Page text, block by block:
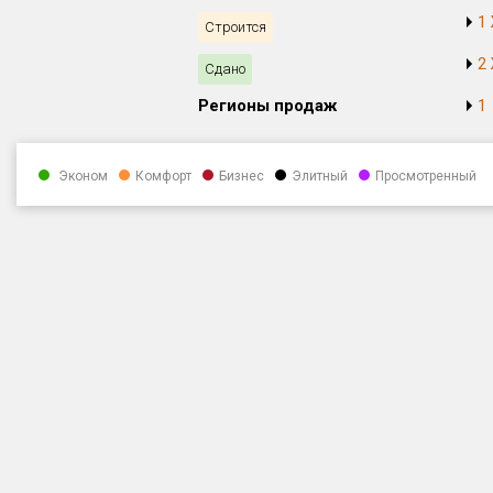
Строится 1
Сдано 2
Регионы продаж 1
Эконом Комфорт Бизнес Элитный Просмотренный